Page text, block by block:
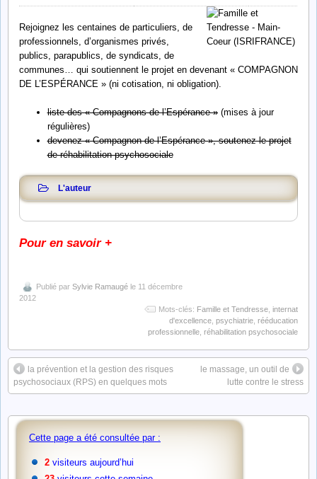
Rejoignez les centaines de particuliers, de
professionnels, d’organismes privés,
publics, parapublics, de syndicats, de
communes… qui soutiennent le projet en devenant « COMPAGNON
DE L’ESPÉRANCE » (ni cotisation, ni obligation).
liste des « Compagnons de l’Espérance »(mises à jour
régulières)
devenez « Compagnon de l’Espérance », soutenez le projet
de réhabilitation psychosociale
L'auteur
Pour en savoir +
Publié par Sylvie Ramaugé le 11 décembre
2012
Mots-clés: Famille et Tendresse internat
d'excellence psychiatrie rééducation
professionnelle réhabilitation psychosociale
la prévention et la gestion des risques
psychosociaux (RPS) en quelques mots
le massage, un outil de
lutte contre le stress
Cette page a été consultée par :
2 visiteurs aujourd’hui